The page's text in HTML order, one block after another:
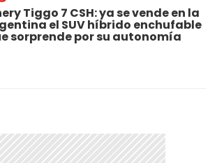
Tiggo 7 CSH: ya se vende en la
el SUV híbrido enchufable
sorprende por su autonomía